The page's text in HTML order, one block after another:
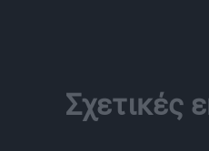
Σχετικές